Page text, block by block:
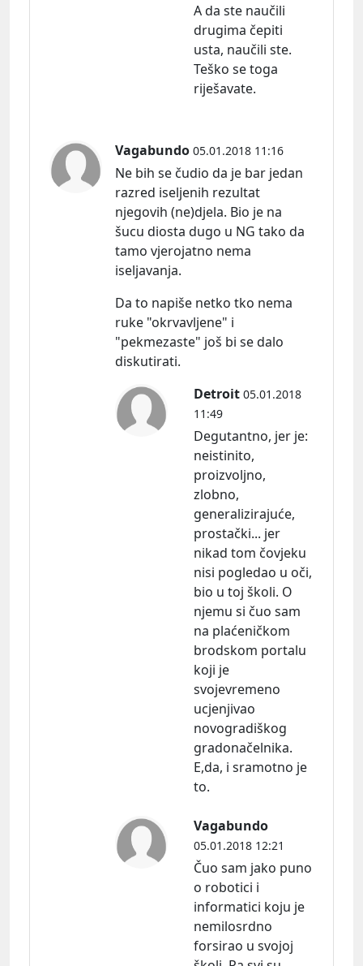
A da ste naučili
drugima čepiti
usta, naučili ste.
Teško se toga
riješavate.
Vagabundo 05.01.2018 11:16
Ne bih se čudio da je bar jedan
razred iseljenih rezultat
njegovih (ne)djela. Bio je na
šucu diosta dugo u NG tako da
tamo vjerojatno nema
iseljavanja.
Da to napiše netko tko nema
ruke "okrvavljene" i
"pekmezaste" još bi se dalo
diskutirati.
Detroit 05.01.2018
11:49
Degutantno, jer je:
neistinito,
proizvoljno,
zlobno,
generalizirajuće,
prostački... jer
nikad tom čovjeku
nisi pogledao u oči,
bio u toj školi. O
njemu si čuo sam
na plaćeničkom
brodskom portalu
koji je
svojevremeno
ucjenjivao
novogradiškog
gradonačelnika.
E,da, i sramotno je
to.
Vagabundo
05.01.2018 12:21
Čuo sam jako puno
o robotici i
informatici koju je
nemilosrdno
forsirao u svojoj